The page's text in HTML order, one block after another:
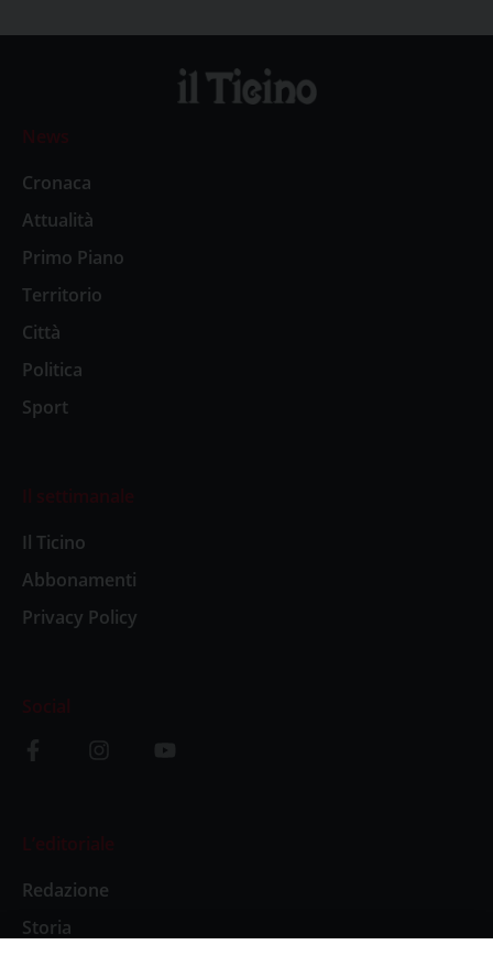
News
Cronaca
Attualità
Primo Piano
Territorio
Città
Politica
Sport
Il settimanale
Il Ticino
Abbonamenti
Privacy Policy
Social
L’editoriale
Redazione
Storia